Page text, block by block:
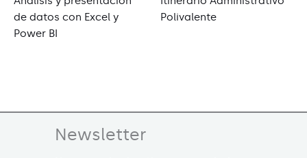
de datos con Excel y
Power BI
Polivalente
Newsletter